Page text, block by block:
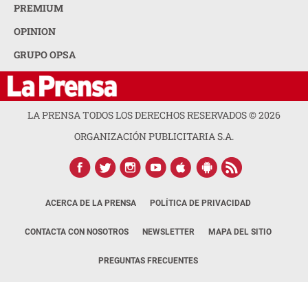
PREMIUM
OPINION
GRUPO OPSA
LA PRENSA TODOS LOS DERECHOS RESERVADOS ©2026
ORGANIZACIÓN PUBLICITARIA S.A.
ACERCA DE LA PRENSA POLÍTICA DE PRIVACIDAD
CONTACTA CON NOSOTROS NEWSLETTER MAPA DEL SITIO
PREGUNTAS FRECUENTES